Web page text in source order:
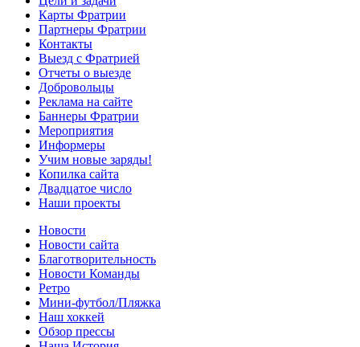
Карты Фратрии
Партнеры Фратрии
Контакты
Выезд с Фратрией
Отчеты о выезде
Добровольцы
Реклама на сайте
Баннеры Фратрии
Мероприятия
Информеры
Учим новые заряды!
Копилка сайта
Двадцатое число
Наши проекты
Новости
Новости сайта
Благотворительность
Новости Команды
Ретро
Мини-футбол/Пляжка
Наш хоккей
Обзор прессы